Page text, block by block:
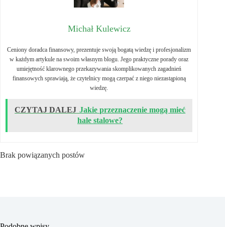
Michał Kulewicz
Ceniony doradca finansowy, prezentuje swoją bogatą wiedzę i profesjonalizm
w każdym artykule na swoim własnym blogu. Jego praktyczne porady oraz
umiejętność klarownego przekazywania skomplikowanych zagadnień
finansowych sprawiają, że czytelnicy mogą czerpać z niego niezastąpioną
wiedzę.
CZYTAJ DALEJ Jakie przeznaczenie mogą mieć
hale stalowe?
Brak powiązanych postów